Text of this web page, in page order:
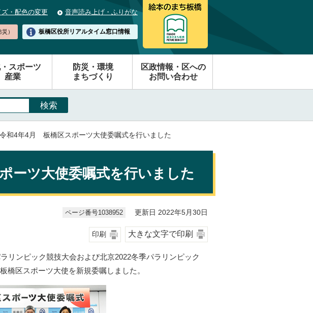
・配色の変更 音声読み上げ・ふりがな
） 板橋区役所リアルタイム窓口情報
スポーツ
産業
防災・環境
まちづくり
区政情報・区への
お問い合わせ
和4年4月 板橋区スポーツ大使委嘱式を行いました
ーツ大使委嘱式を行いました
ページ番号1038952 更新日 2022年5月30日
印刷 大きな文字で印刷
リンピック競技大会および北京2022冬季パラリンピック
橋区スポーツ大使を新規委嘱しました。